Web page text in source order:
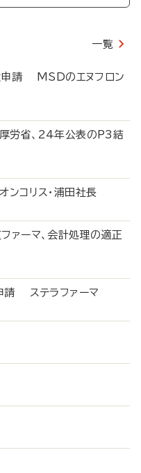
一覧
申請 MSDのエヌフロン
労省、24年公表のP3結
コリス・浦田社長
ーマ、会計処理の適正
請 ステラファーマ